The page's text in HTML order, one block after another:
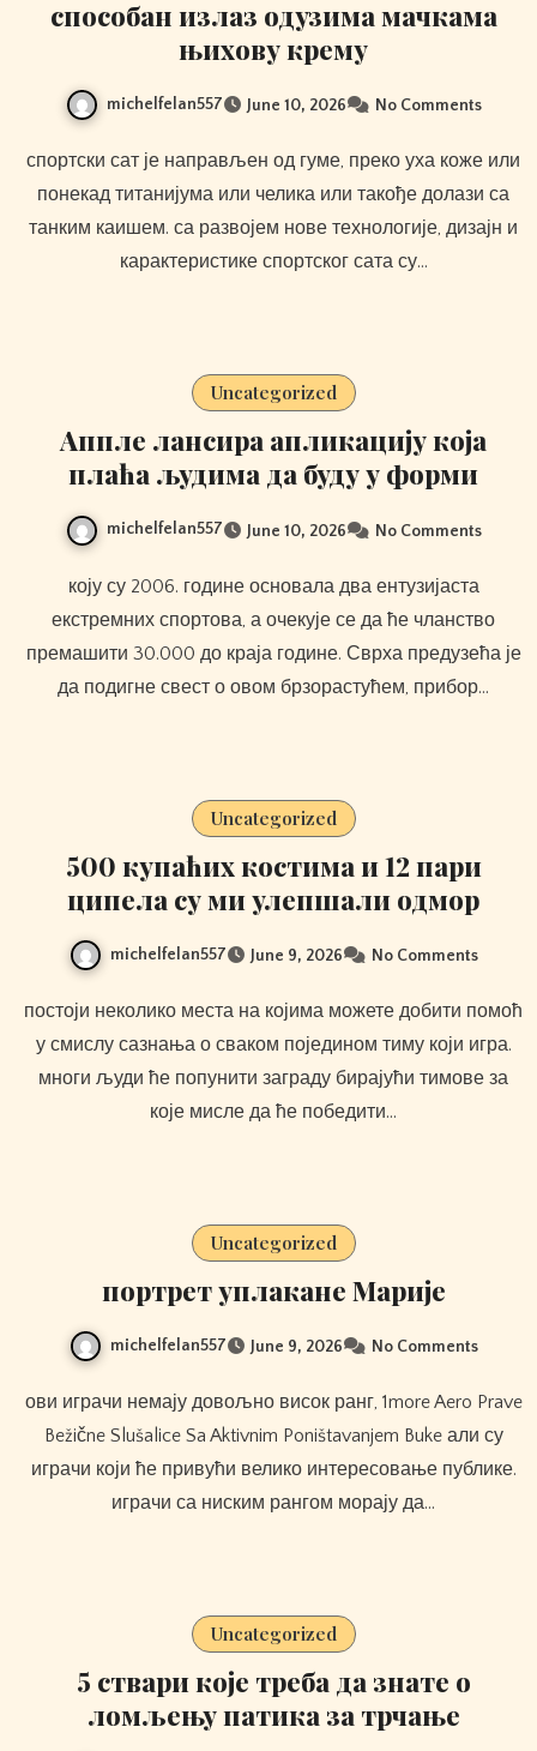
способан излаз одузима мачкама
њихову крему
michelfelan557 June 10, 2026 No Comments
спортски сат је направљен од гуме, преко уха коже или
понекад титанијума или челика или такође долази са
танким каишем. са развојем нове технологије, дизајн и
карактеристике спортског сата су…
Uncategorized
Аппле лансира апликацију која
плаћа људима да буду у форми
michelfelan557 June 10, 2026 No Comments
коју су 2006. године основала два ентузијаста
екстремних спортова, а очекује се да ће чланство
премашити 30.000 до краја године. Сврха предузећа је
да подигне свест о овом брзорастућем, прибор…
Uncategorized
500 купаћих костима и 12 пари
ципела су ми улепшали одмор
michelfelan557 June 9, 2026 No Comments
постоји неколико места на којима можете добити помоћ
у смислу сазнања о сваком поједином тиму који игра.
многи људи ће попунити заграду бирајући тимове за
које мисле да ће победити…
Uncategorized
портрет уплакане Марије
michelfelan557 June 9, 2026 No Comments
ови играчи немају довољно висок ранг, 1more Aero Prave
Bežične Slušalice Sa Aktivnim Poništavanjem Buke али су
играчи који ће привући велико интересовање публике.
играчи са ниским рангом морају да…
Uncategorized
5 ствари које треба да знате о
ломљењу патика за трчање